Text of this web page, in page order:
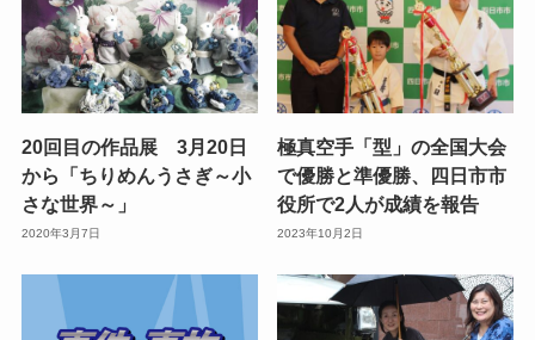
20回目の作品展 3月20日
から「ちりめんうさぎ～小
さな世界～」
2020年3月7日
極真空手「型」の全国大会
で優勝と準優勝、四日市市
役所で2人が成績を報告
2023年10月2日